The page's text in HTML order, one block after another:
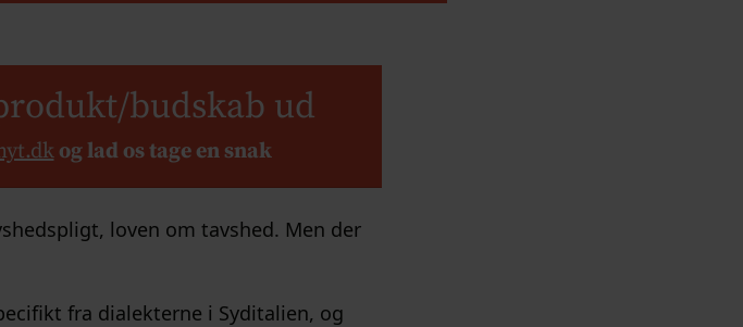
budskab ud
og lad os tage en snak
loven om tavshed. Men der
fra dialekterne i Syditalien, og